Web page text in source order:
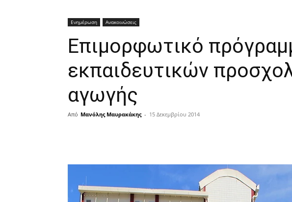
Ενημέρωση Ανακοινώσεις
Επιμορφωτικό
εκπαιδευτικών
αγωγής
Από Μανόλης Μαυρακάκης - 15 Δεκεμβρίου 2014